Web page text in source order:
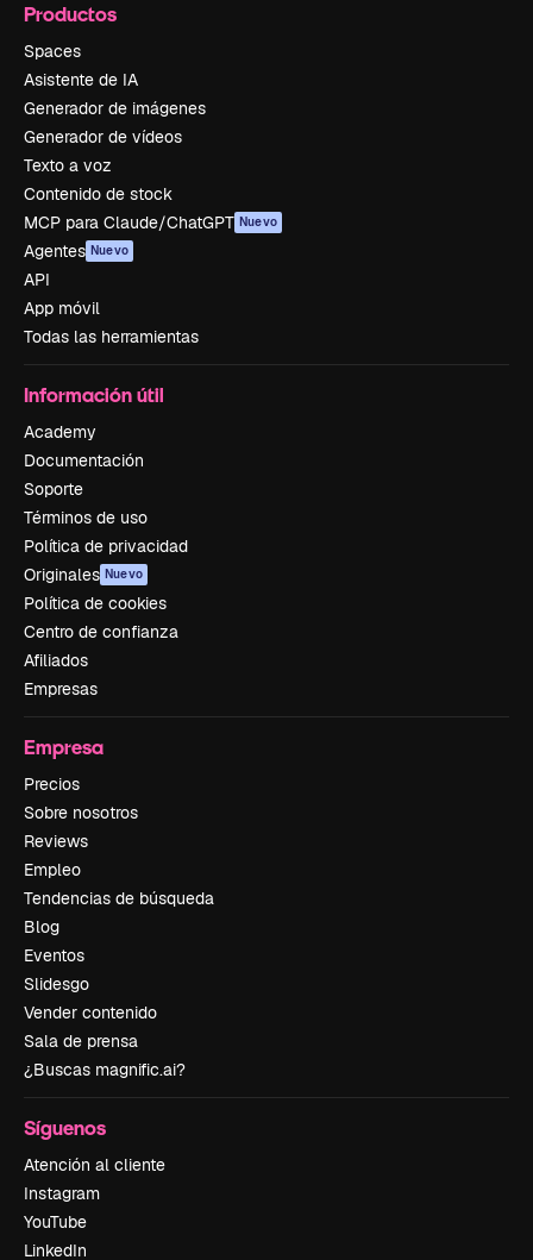
Productos
Spaces
Asistente de IA
Generador de imágenes
Generador de vídeos
Texto a voz
Contenido de stock
MCP para Claude/ChatGPT Nuevo
Agentes Nuevo
API
App móvil
Todas las herramientas
Información útil
Academy
Documentación
Soporte
Términos de uso
Política de privacidad
Originales Nuevo
Política de cookies
Centro de confianza
Afiliados
Empresas
Empresa
Precios
Sobre nosotros
Reviews
Empleo
Tendencias de búsqueda
Blog
Eventos
Slidesgo
Vender contenido
Sala de prensa
¿Buscas magnific.ai?
Síguenos
Atención al cliente
Instagram
YouTube
LinkedIn